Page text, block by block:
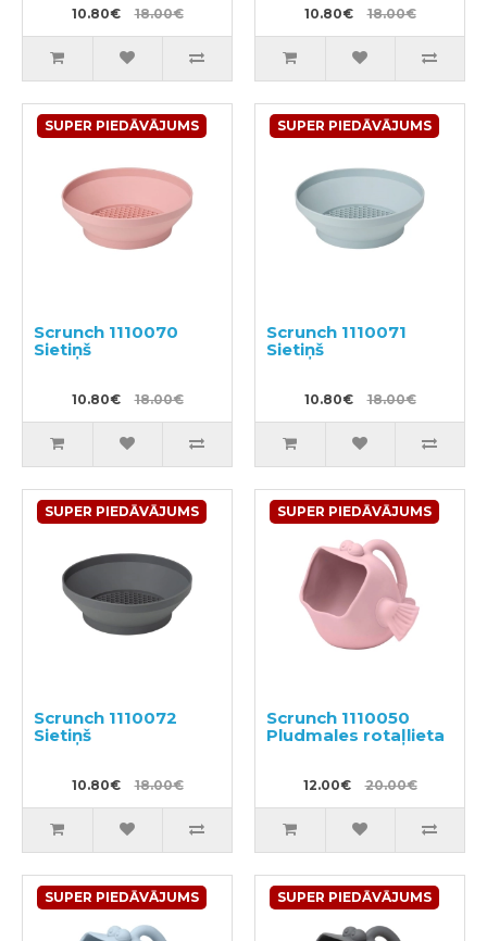
10.80€ 18.00€ 10.80€ 18.00€
SUPER PIEDĀVĀJUMS
Scrunch 1110070
Sietiņš
10.80€ 18.00€
SUPER PIEDĀVĀJUMS
Scrunch 1110071
Sietiņš
10.80€ 18.00€
SUPER PIEDĀVĀJUMS
Scrunch 1110072
Sietiņš
10.80€ 18.00€
SUPER PIEDĀVĀJUMS
Scrunch 1110050
Pludmales rotaļlieta
12.00€ 20.00€
SUPER PIEDĀVĀJUMS SUPER PIEDĀVĀJUMS